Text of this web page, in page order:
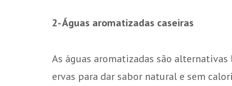
2- Águas aromatizadas caseiras
As águas aromatizadas são
ervas para dar sabor natural e sem